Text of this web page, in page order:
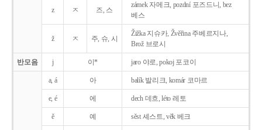
z ㅈ 즈, 스
zámek 자메크, pozdní 포즈드니, bez
베스
ž ㅈ 주, 슈, 시
Žižka 지슈카, Žvěřina 주베르지나,
Brož 브로시
반모음 j 이* jaro 야로, pokoj 포코이
a, á 아 balík 발리크, komár 코마르
e, é 에 dech 데흐, léto 레토
ě 예 sěst 셰스트, věk 베크